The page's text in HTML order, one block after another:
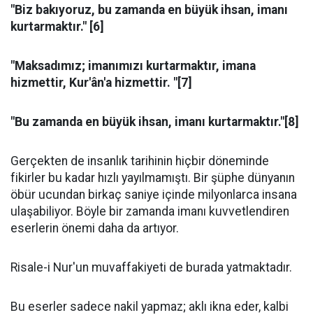
"Biz bakıyoruz, bu zamanda en büyük ihsan, imanı
kurtarmaktır." [6]
"Maksadımız; imanımızı kurtarmaktır, imana
hizmettir, Kur'ân'a hizmettir. "[7]
"Bu zamanda en büyük ihsan, imanı kurtarmaktır."[8]
Gerçekten de insanlık tarihinin hiçbir döneminde
fikirler bu kadar hızlı yayılmamıştı. Bir şüphe dünyanın
öbür ucundan birkaç saniye içinde milyonlarca insana
ulaşabiliyor. Böyle bir zamanda imanı kuvvetlendiren
eserlerin önemi daha da artıyor.
Risale-i Nur'un muvaffakiyeti de burada yatmaktadır.
Bu eserler sadece nakil yapmaz; aklı ikna eder, kalbi